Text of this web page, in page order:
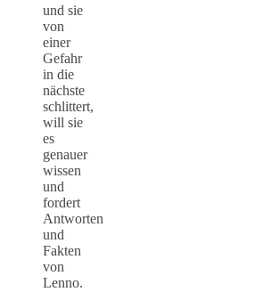
und sie
von
einer
Gefahr
in die
nächste
schlittert,
will sie
es
genauer
wissen
und
fordert
Antworten
und
Fakten
von
Lenno.